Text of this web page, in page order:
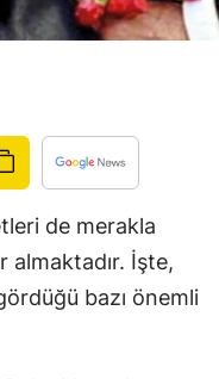
Çanakkale
Denizli
Edirne
Elazığ
de merakla
almaktadır. İşte,
bazı önemli